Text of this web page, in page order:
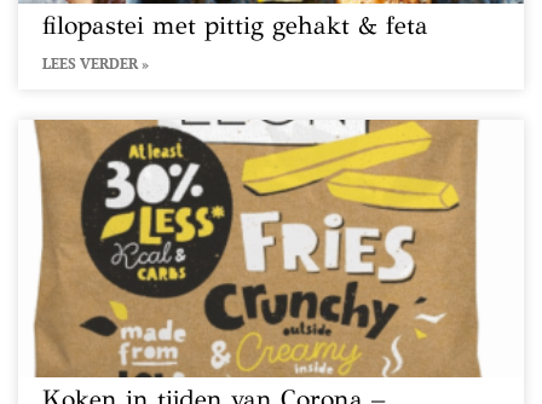
filopastei met pittig gehakt & feta
LEES VERDER »